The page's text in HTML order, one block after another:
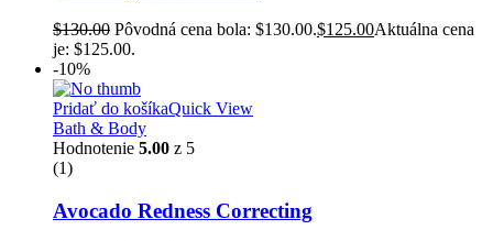
$130.00 Pôvodná cena bola: $130.00.$125.00Aktuálna cena
je: $125.00.
-10%
Pridať do košíkaQuick View
Bath & Body
Hodnotenie 5.00 z 5
(1)
Avocado Redness Correcting